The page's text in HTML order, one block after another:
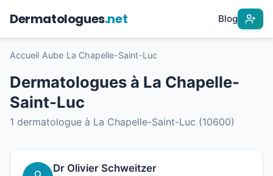
Dermatologues.net Blog
Accueil Aube La Chapelle-Saint-Luc
Dermatologues à La Chapelle-
Saint-Luc
1 dermatologue à La Chapelle-Saint-Luc (10600)
Dr Olivier Schweitzer